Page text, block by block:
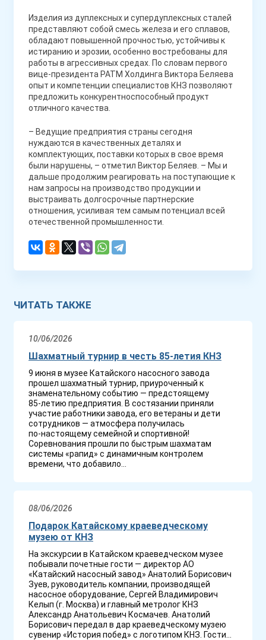
Изделия из дуплексных и супердуплексных сталей
представляют собой смесь железа и его сплавов,
обладают повышенной прочностью, устойчивы к
истиранию и эрозии, особенно востребованы для
работы в агрессивных средах. По словам первого
вице-президента РАТМ Холдинга Виктора Беляева
опыт и компетенции специалистов КНЗ позволяют
предложить конкурентноспособный продукт
отличного качества.
– Ведущие предприятия страны сегодня
нуждаются в качественных деталях и
комплектующих, поставки которых в свое время
были нарушены, – отметил Виктор Беляев. – Мы и
дальше продолжим реагировать на поступающие к
нам запросы на производство продукции и
выстраивать долгосрочные партнерские
отношения, усиливая тем самым потенциал всей
отечественной промышленности.
ЧИТАТЬ ТАКЖЕ
10/06/2026
Шахматный турнир в честь 85-летия КНЗ
9 июня в музее Катайского насосного завода
прошел шахматный турнир, приуроченный к
знаменательному событию — предстоящему
85‑летию предприятия. В состязании приняли
участие работники завода, его ветераны и дети
сотрудников — атмосфера получилась
по‑настоящему семейной и спортивной!
Соревнования прошли по быстрым шахматам
системы «рапид» с динамичным контролем
времени, что добавило...
08/06/2026
Подарок Катайскому краеведческому
музею от КНЗ
На экскурсии в Катайском краеведческом музее
побывали почетные гости — директор АО
«Катайский насосный завод» Анатолий Борисович
Зуев, руководитель компании, производящей
насосное оборудование, Сергей Владимирович
Келып (г. Москва) и главный метролог КНЗ
Александр Анатольевич Космачев. Анатолий
Борисович передал в дар краеведческому музею
сувенир «История побед» с логотипом КНЗ. Гости...